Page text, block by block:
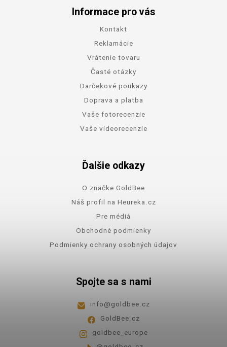
Informace pro vás
Kontakt
Reklamácie
Vrátenie tovaru
Časté otázky
Darčekové poukazy
Doprava a platba
Vaše fotorecenzie
Vaše videorecenzie
Ďalšie odkazy
O značke GoldBee
Náš profil na Heureka.cz
Pre médiá
Obchodné podmienky
Podmienky ochrany osobných údajov
Spojte sa s nami
info@goldbee.cz
GoldBee.cz
goldbee_europe